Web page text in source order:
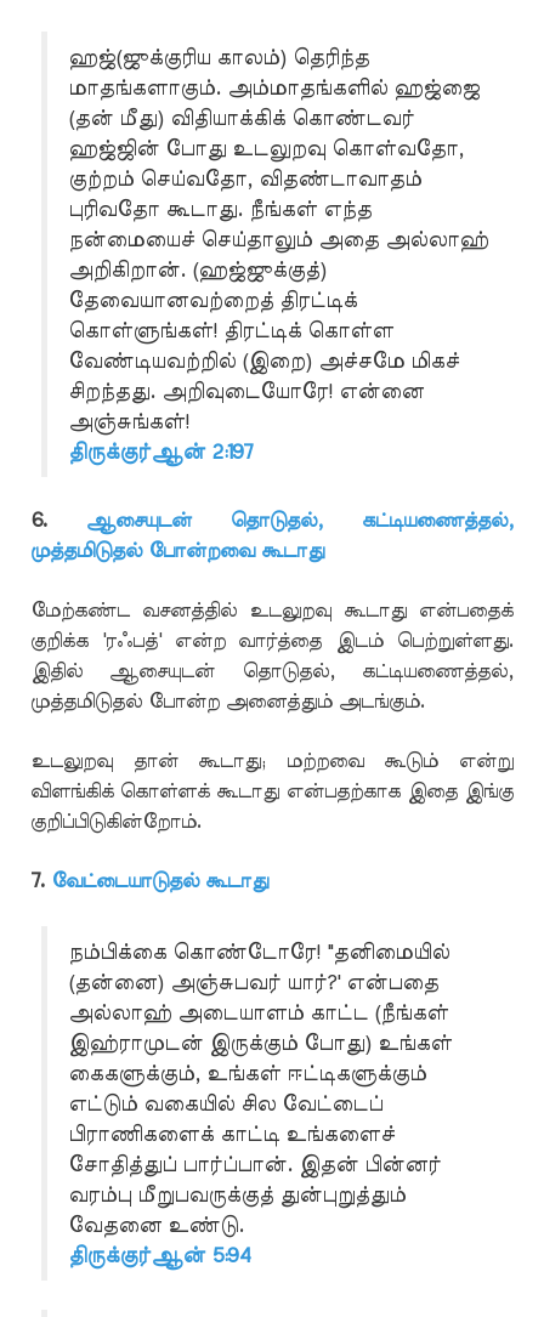
ஹஜ்(ஜுக்குரிய காலம்) தெரிந்த
மாதங்களாகும். அம்மாதங்களில் ஹஜ்ஜை
(தன் மீது) விதியாக்கிக் கொண்டவர்
ஹஜ்ஜின் போது உடலுறவு கொள்வதோ,
குற்றம் செய்வதோ, விதண்டாவாதம்
புரிவதோ கூடாது. நீங்கள் எந்த
நன்மையைச் செய்தாலும் அதை அல்லாஹ்
அறிகிறான். (ஹஜ்ஜுக்குத்)
தேவையானவற்றைத் திரட்டிக்
கொள்ளுங்கள்! திரட்டிக் கொள்ள
வேண்டியவற்றில் (இறை) அச்சமே மிகச்
சிறந்தது. அறிவுடையோரே! என்னை
அஞ்சுங்கள்!
திருக்குர்ஆன் 2:197
6. ஆசையுடன் தொடுதல், கட்டியணைத்தல்,
முத்தமிடுதல் போன்றவை கூடாது
மேற்கண்ட வசனத்தில் உடலுறவு கூடாது என்பதைக்
குறிக்க 'ரஃபத்' என்ற வார்த்தை இடம் பெற்றுள்ளது.
இதில் ஆசையுடன் தொடுதல், கட்டியணைத்தல்,
முத்தமிடுதல் போன்ற அனைத்தும் அடங்கும்.
உடலுறவு தான் கூடாது; மற்றவை கூடும் என்று
விளங்கிக் கொள்ளக் கூடாது என்பதற்காக இதை இங்கு
குறிப்பிடுகின்றோம்.
7. வேட்டையாடுதல் கூடாது
நம்பிக்கை கொண்டோரே! "தனிமையில்
(தன்னை) அஞ்சுபவர் யார்?' என்பதை
அல்லாஹ் அடையாளம் காட்ட (நீங்கள்
இஹ்ராமுடன் இருக்கும் போது) உங்கள்
கைகளுக்கும், உங்கள் ஈட்டிகளுக்கும்
எட்டும் வகையில் சில வேட்டைப்
பிராணிகளைக் காட்டி உங்களைச்
சோதித்துப் பார்ப்பான். இதன் பின்னர்
வரம்பு மீறுபவருக்குத் துன்புறுத்தும்
வேதனை உண்டு.
திருக்குர்ஆன் 5:94